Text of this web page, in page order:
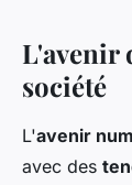
L'avenir
société
L'avenir
avec des